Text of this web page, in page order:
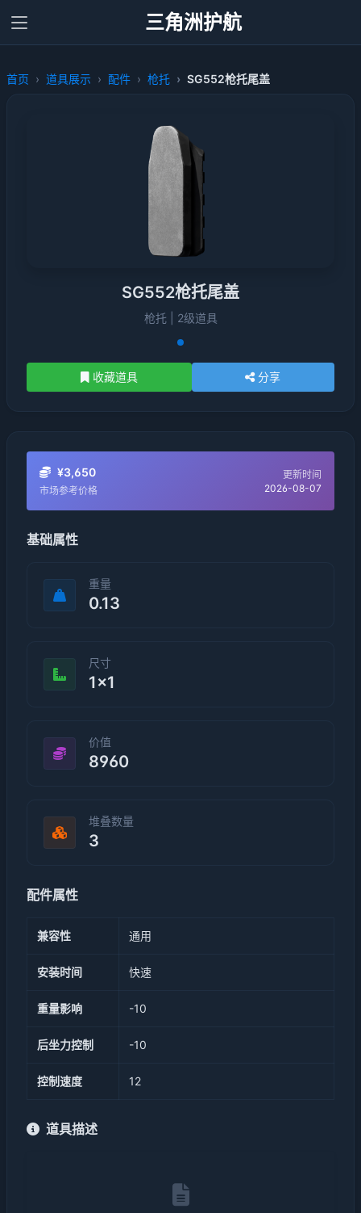
三角洲护航
首页 道具展示 配件 枪托 SG552枪托尾盖
SG552枪托尾盖
枪托 | 2级道具
收藏道具 分享
¥3,650
市场参考价格
更新时间
2026-08-07
基础属性
重量
0.13
尺寸
1×1
价值
8960
堆叠数量
3
配件属性
兼容性 通用
安装时间 快速
重量影响 -10
后坐力控制 -10
控制速度 12
道具描述